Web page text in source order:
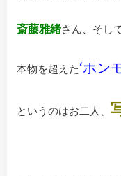
斎藤雅緒さん、そし
本物を超えた‘ホン
というのはお二人、